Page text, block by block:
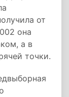
от
она
а в
точки.